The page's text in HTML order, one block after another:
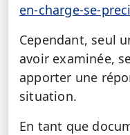
en-charge-se-
Cependant, seul
avoir examinée,
apporter une
situation.
En tant que